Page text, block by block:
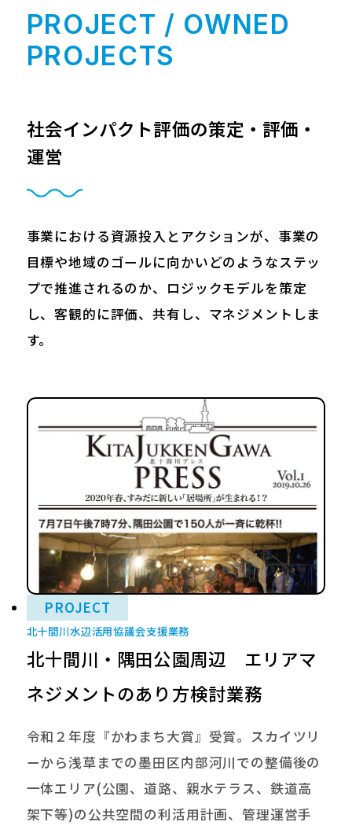
PROJECT / OWNED
PROJECTS
社会インパクト評価の策定・評価・
運営
事業における資源投入とアクションが、事業の
目標や地域のゴールに向かいどのようなステッ
プで推進されるのか、ロジックモデルを策定
し、客観的に評価、共有し、マネジメントしま
す。
PROJECT
北十間川水辺活用協議会支援業務
北十間川・隅田公園周辺 エリアマ
ネジメントのあり方検討業務
令和２年度『かわまち大賞』受賞。スカイツリ
ーから浅草までの墨田区内部河川での整備後の
一体エリア(公園、道路、親水テラス、鉄道高
架下等)の公共空間の利活用計画、管理運営手